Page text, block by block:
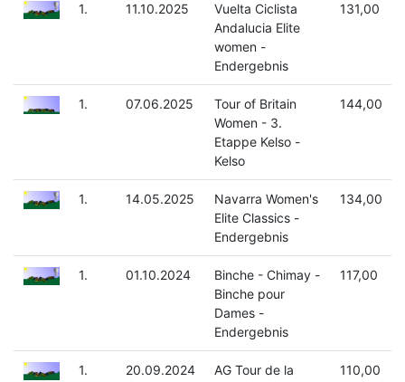
1. 11.10.2025
Vuelta Ciclista
Andalucia Elite
women -
Endergebnis
131,00
1. 07.06.2025
Tour of Britain
Women - 3.
Etappe Kelso -
Kelso
144,00
1. 14.05.2025
Navarra Women's
Elite Classics -
Endergebnis
134,00
1. 01.10.2024
Binche - Chimay -
Binche pour
Dames -
Endergebnis
117,00
1. 20.09.2024
AG Tour de la
110,00